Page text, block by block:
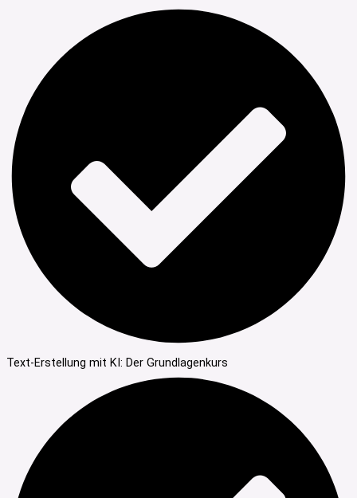
Text-Erstellung mit KI: Der Grundlagenkurs